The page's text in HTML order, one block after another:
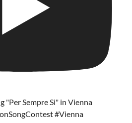
"Per Sempre Si" in Vienna
#Vienna